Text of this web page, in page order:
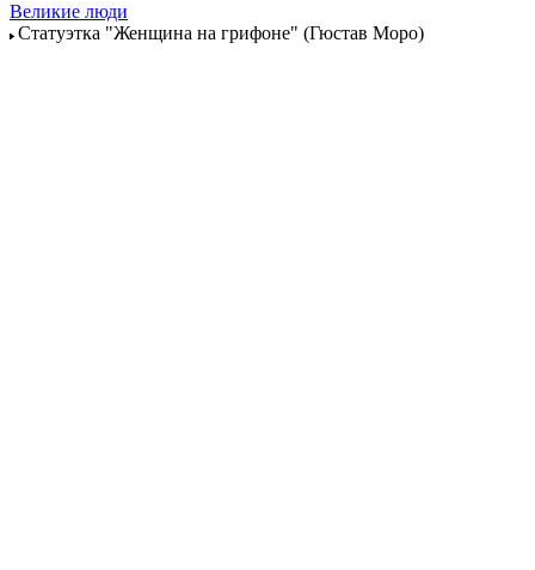
Великие люди
Статуэтка "Женщина на грифоне" (Гюстав Моро)